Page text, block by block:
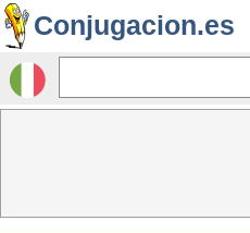
Conjugacion.es